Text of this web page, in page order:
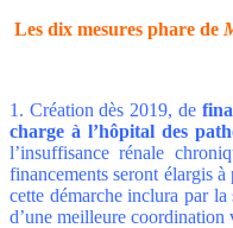
Les dix mesures phare de
1. Création dès 2019, de
charge à l’hôpital des
l’insuffisance rénale
financements seront élargis
cette démarche inclura par
d’une meilleure coordination